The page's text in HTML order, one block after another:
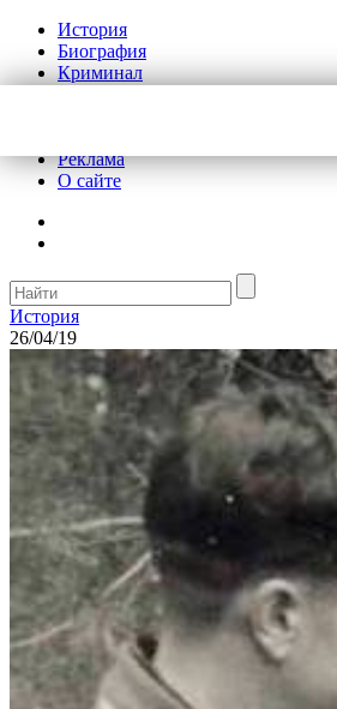
История
Биография
Криминал
Реклама
О сайте
История
26/04/19